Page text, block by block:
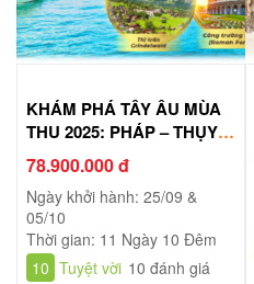
KHÁM PHÁ TÂY ÂU MÙA
THU 2025: PHÁP – THỤY
SỸ – Ý – VATICAN
78.900.000 đ
Ngày khởi hành: 25/09 &
05/10
Thời gian: 11 Ngày 10 Đêm
10 Tuyệt vời 10 đánh giá